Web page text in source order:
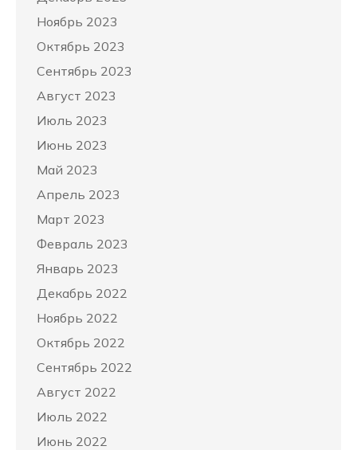
Ноябрь 2023
Октябрь 2023
Сентябрь 2023
Август 2023
Июль 2023
Июнь 2023
Май 2023
Апрель 2023
Март 2023
Февраль 2023
Январь 2023
Декабрь 2022
Ноябрь 2022
Октябрь 2022
Сентябрь 2022
Август 2022
Июль 2022
Июнь 2022